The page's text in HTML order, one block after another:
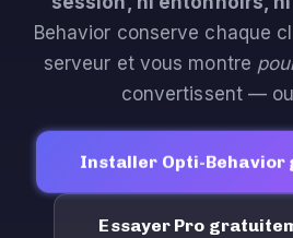
Behavior conserve chaque
serveur et vous montre
convertissent —
Installer Opti-
Essayer Pro